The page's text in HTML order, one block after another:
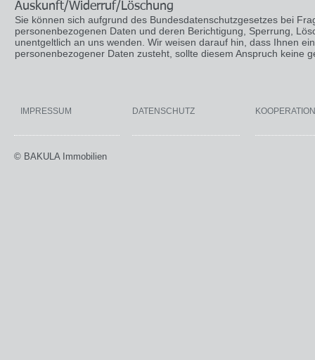
Auskunft/Widerruf/Löschung
Sie können sich aufgrund des Bundesdatenschutzgesetzes bei
personenbezogenen Daten und deren Berichtigung, Sperrung,
unentgeltlich an uns wenden. Wir weisen darauf hin, dass Ihnen
personenbezogener Daten zusteht, sollte diesem Anspruch keine
IMPRESSUM DATENSCHUTZ
© BAKULA Immobilien